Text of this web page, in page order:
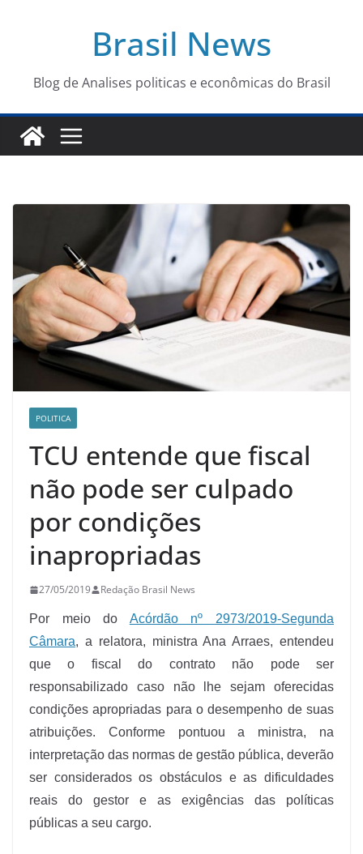
conteúdo
Brasil News
Blog de Analises politicas e econômicas do Brasil
POLITICA
TCU entende que fiscal
não pode ser culpado
por condições
inapropriadas
27/05/2019 Redação Brasil News
Por meio do Acórdão nº 2973/2019-Segunda
Câmara, a relatora, ministra Ana Arraes, entendeu
que o fiscal do contrato não pode ser
responsabilizado caso não lhe sejam oferecidas
condições apropriadas para o desempenho de suas
atribuições. Conforme pontuou a ministra, na
interpretação das normas de gestão pública, deverão
ser considerados os obstáculos e as dificuldades
reais do gestor e as exigências das políticas
públicas a seu cargo.